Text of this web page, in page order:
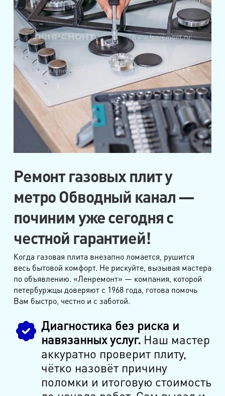
Ремонт газовых плит у
метро Обводный канал —
починим уже сегодня с
честной гарантией!
Когда газовая плита внезапно ломается, рушится
весь бытовой комфорт. Не рискуйте, вызывая мастера
по объявлению. «Ленремонт» — компания, которой
петербуржцы доверяют с 1968 года, готова помочь
Вам быстро, честно и с заботой.
Диагностика без риска и
навязанных услуг.Наш мастер
аккуратно проверит плиту,
чётко назовёт причину
поломки и итоговую стоимость